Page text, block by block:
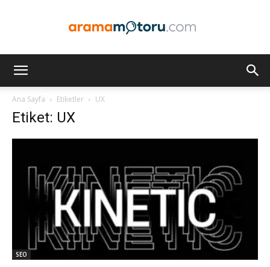
Optimizasyonu
ve
Ana Sayfa Etiketler UX
Etiket: UX
SEO